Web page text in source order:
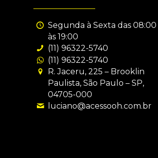
Segunda à Sexta das 08:00
às 19:00
(11) 96322-5740
(11) 96322-5740
R. Jaceru, 225 – Brooklin
Paulista, São Paulo – SP,
04705-000
luciano@acessooh.com.br